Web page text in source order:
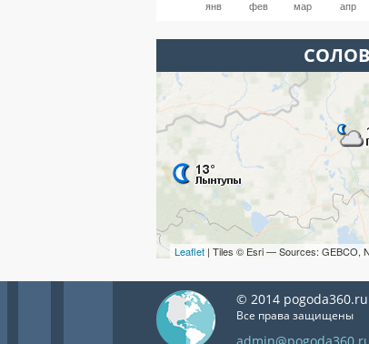
янв фев мар апр
Leaflet | Tiles © Esri — Sources: GEBCO,
© 2014 pogoda360.ru
Все права защищены